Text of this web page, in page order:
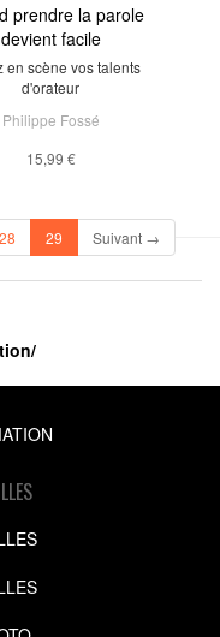
prendre la parole
devient facile
en scène vos talents
d'orateur
Philippe Fossé
15,99 €
28
29 (current)Suivant →